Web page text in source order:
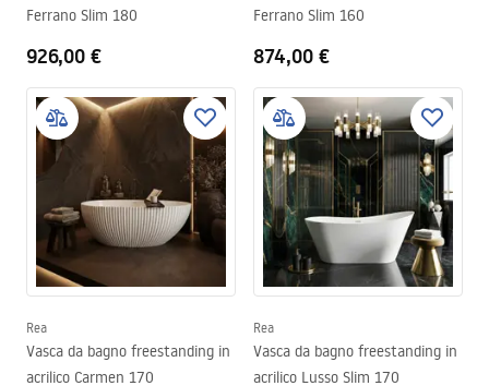
Ferrano Slim 180
926,00 €
Ferrano Slim 160
874,00 €
Rea
Vasca da bagno freestanding in
acrilico Carmen 170
Rea
Vasca da bagno freestanding in
acrilico Lusso Slim 170